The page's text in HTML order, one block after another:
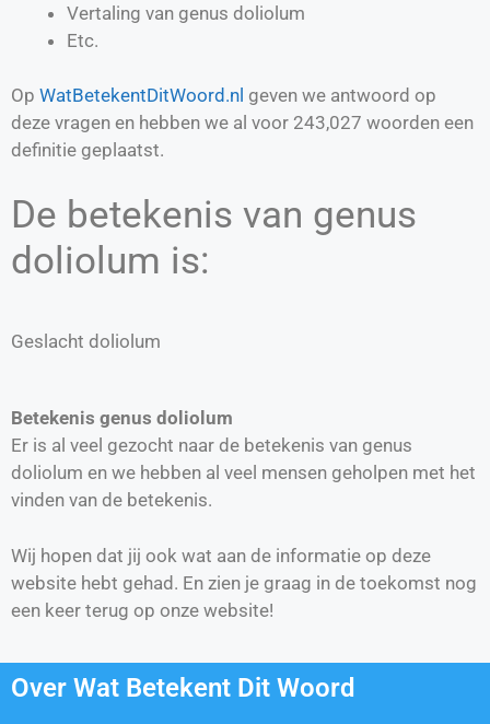
Vertaling van genus doliolum
Etc.
Op WatBetekentDitWoord.nl geven we antwoord op
deze vragen en hebben we al voor 243,027 woorden een
definitie geplaatst.
De betekenis van genus
doliolum is:
Geslacht doliolum
Betekenis genus doliolum
Er is al veel gezocht naar de betekenis van genus
doliolum en we hebben al veel mensen geholpen met het
vinden van de betekenis.
Wij hopen dat jij ook wat aan de informatie op deze
website hebt gehad. En zien je graag in de toekomst nog
een keer terug op onze website!
Over Wat Betekent Dit Woord